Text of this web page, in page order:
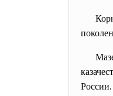
России.